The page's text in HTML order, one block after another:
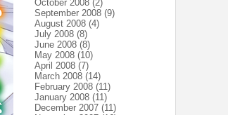
October 2008 (2)
September 2008 (9)
August 2008 (4)
July 2008 (8)
June 2008 (8)
May 2008 (10)
April 2008 (7)
March 2008 (14)
February 2008 (11)
January 2008 (11)
December 2007 (11)